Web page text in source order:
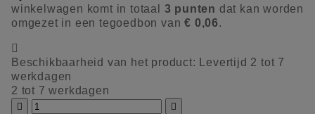
winkelwagen komt in totaal 3 punten dat kan worden
omgezet in een tegoedbon van€ 0,06.

Beschikbaarheid van het product:
Levertijd 2 tot 7
werkdagen
2 tot 7 werkdagen

